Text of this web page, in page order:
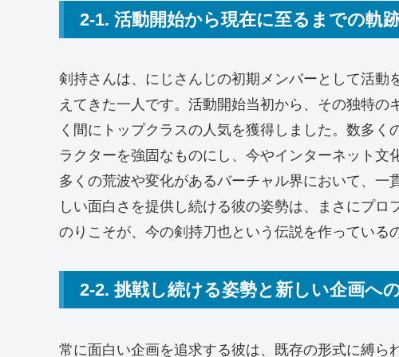
2-1. 活動開始から現在に至るまでの軌
剣持さんは、にじさんじの初期メンバーとして活動
えてきた一人です。活動開始当初から、その独特
く間にトップクラスの人気を獲得しました。数多
ラクターを強固なものにし、今やインターネット文
多くの荒波や変化があるバーチャル界において、
しい面白さを提供し続ける彼の姿勢は、まさにプ
のりこそが、今の剣持刀也という伝説を作っている
2-2. 挑戦し続ける姿勢と新しい企画へ
常に面白い企画を追求する彼は、既存の形式に縛ら